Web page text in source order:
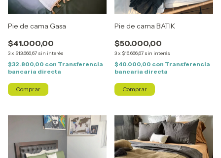
Pie de cama Gasa
$41.000,00
3x $13.666,67 sin interés
$32.800,00 con Transferencia
bancaria directa
Comprar
Pie de cama BATIK
$50.000,00
3x $16.666,67 sin interés
$40.000,00 con Transferencia
bancaria directa
Comprar